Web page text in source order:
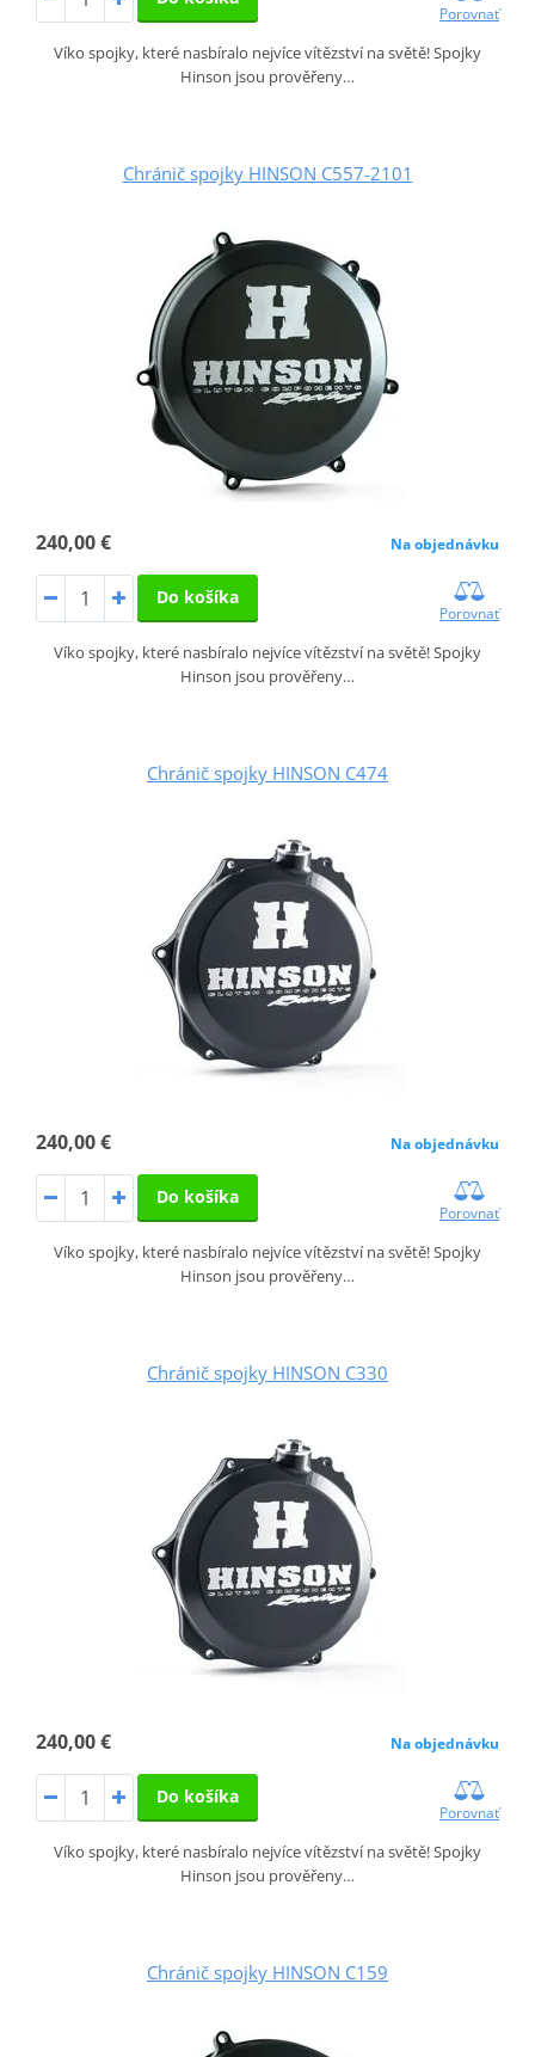
Porovnať
Víko spojky, které nasbíralo nejvíce vítězství na světě! Spojky
Hinson jsou prověřeny…
Chránič spojky HINSON C557-2101
240,00 € Na objednávku
Do košíka
Porovnať
Víko spojky, které nasbíralo nejvíce vítězství na světě! Spojky
Hinson jsou prověřeny…
Chránič spojky HINSON C474
240,00 € Na objednávku
Do košíka
Porovnať
Víko spojky, které nasbíralo nejvíce vítězství na světě! Spojky
Hinson jsou prověřeny…
Chránič spojky HINSON C330
240,00 € Na objednávku
Do košíka
Porovnať
Víko spojky, které nasbíralo nejvíce vítězství na světě! Spojky
Hinson jsou prověřeny…
Chránič spojky HINSON C159